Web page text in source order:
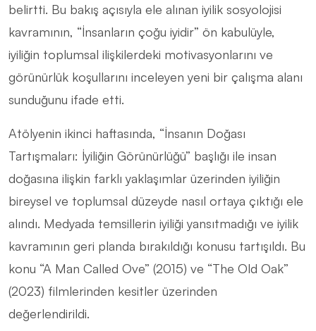
belirtti. Bu bakış açısıyla ele alınan iyilik sosyolojisi
kavramının, “İnsanların çoğu iyidir” ön kabulüyle,
iyiliğin toplumsal ilişkilerdeki motivasyonlarını ve
görünürlük koşullarını inceleyen yeni bir çalışma alanı
sunduğunu ifade etti.
Atölyenin ikinci haftasında, “İnsanın Doğası
Tartışmaları: İyiliğin Görünürlüğü” başlığı ile insan
doğasına ilişkin farklı yaklaşımlar üzerinden iyiliğin
bireysel ve toplumsal düzeyde nasıl ortaya çıktığı ele
alındı. Medyada temsillerin iyiliği yansıtmadığı ve iyilik
kavramının geri planda bırakıldığı konusu tartışıldı. Bu
konu “A Man Called Ove” (2015) ve “The Old Oak”
(2023) filmlerinden kesitler üzerinden
değerlendirildi.